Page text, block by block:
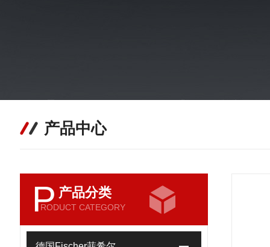
产品中心
P 产品分类
RODUCT CATEGORY